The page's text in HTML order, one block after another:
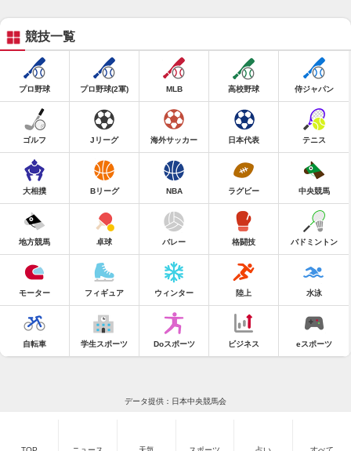
競技一覧
プロ野球 プロ野球(2軍) MLB 高校野球 侍ジャパン
ゴルフ Jリーグ 海外サッカー 日本代表 テニス
大相撲 Bリーグ NBA ラグビー 中央競馬
地方競馬 卓球 バレー 格闘技 バドミントン
モーター フィギュア ウィンター 陸上 水泳
自転車 学生スポーツ Doスポーツ ビジネス eスポーツ
データ提供：日本中央競馬会